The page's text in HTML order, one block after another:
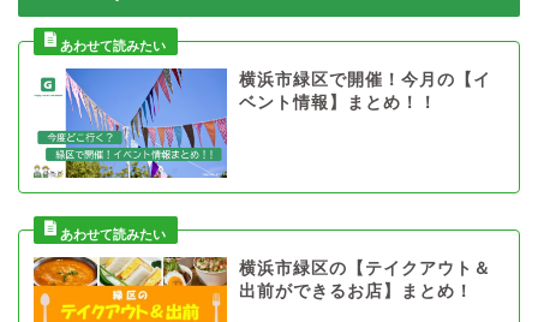
横浜市緑区で開催！今月の【イ
ベント情報】まとめ！！
横浜市緑区の【テイクアウト＆
出前ができるお店】まとめ！